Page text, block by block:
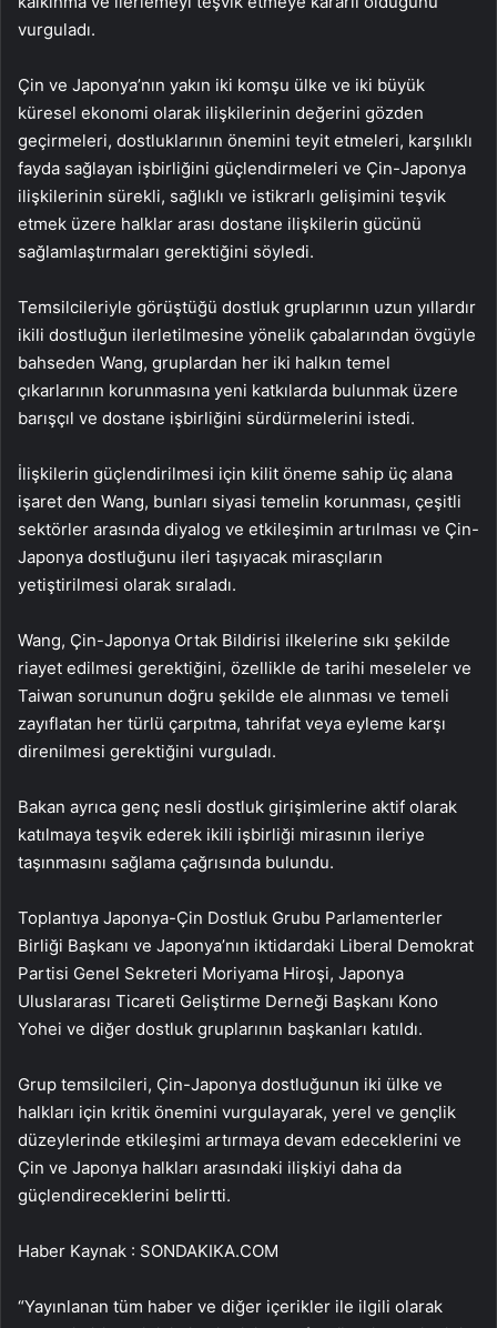
vurguladı.
Çin ve Japonya’nın yakın iki komşu ülke ve iki büyük
küresel ekonomi olarak ilişkilerinin değerini gözden
geçirmeleri, dostluklarının önemini teyit etmeleri, karşılıklı
fayda sağlayan işbirliğini güçlendirmeleri ve Çin-Japonya
ilişkilerinin sürekli, sağlıklı ve istikrarlı gelişimini teşvik
etmek üzere halklar arası dostane ilişkilerin gücünü
sağlamlaştırmaları gerektiğini söyledi.
Temsilcileriyle görüştüğü dostluk gruplarının uzun yıllardır
ikili dostluğun ilerletilmesine yönelik çabalarından övgüyle
bahseden Wang, gruplardan her iki halkın temel
çıkarlarının korunmasına yeni katkılarda bulunmak üzere
barışçıl ve dostane işbirliğini sürdürmelerini istedi.
İlişkilerin güçlendirilmesi için kilit öneme sahip üç alana
işaret den Wang, bunları siyasi temelin korunması, çeşitli
sektörler arasında diyalog ve etkileşimin artırılması ve Çin-
Japonya dostluğunu ileri taşıyacak mirasçıların
yetiştirilmesi olarak sıraladı.
Wang, Çin-Japonya Ortak Bildirisi ilkelerine sıkı şekilde
riayet edilmesi gerektiğini, özellikle de tarihi meseleler ve
Taiwan sorununun doğru şekilde ele alınması ve temeli
zayıflatan her türlü çarpıtma, tahrifat veya eyleme karşı
direnilmesi gerektiğini vurguladı.
Bakan ayrıca genç nesli dostluk girişimlerine aktif olarak
katılmaya teşvik ederek ikili işbirliği mirasının ileriye
taşınmasını sağlama çağrısında bulundu.
Toplantıya Japonya-Çin Dostluk Grubu Parlamenterler
Birliği Başkanı ve Japonya’nın iktidardaki Liberal Demokrat
Partisi Genel Sekreteri Moriyama Hiroşi, Japonya
Uluslararası Ticareti Geliştirme Derneği Başkanı Kono
Yohei ve diğer dostluk gruplarının başkanları katıldı.
Grup temsilcileri, Çin-Japonya dostluğunun iki ülke ve
halkları için kritik önemini vurgulayarak, yerel ve gençlik
düzeylerinde etkileşimi artırmaya devam edeceklerini ve
Çin ve Japonya halkları arasındaki ilişkiyi daha da
güçlendireceklerini belirtti.
Haber Kaynak : SONDAKIKA.COM
“Yayınlanan tüm haber ve diğer içerikler ile ilgili olarak